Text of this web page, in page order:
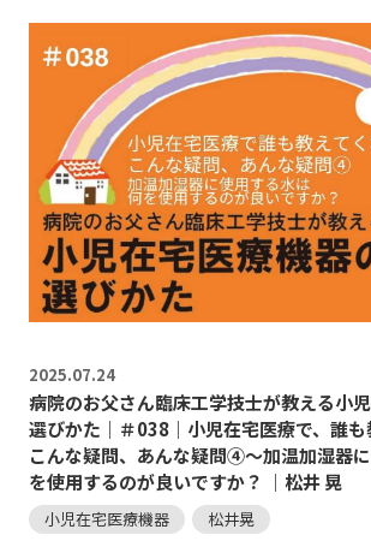
2025.07.24
病院のお父さん臨床工学技士が教える小
選びかた｜＃038｜小児在宅医療で、誰も
こんな疑問、あんな疑問④～加温加湿器
を使用するのが良いですか？ ｜松井 晃
小児在宅医療機器 松井晃